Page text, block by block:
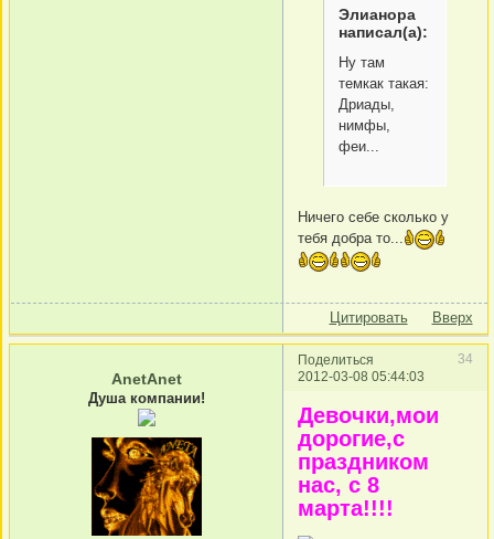
Элианора
написал(а):
Ну там
темкак такая:
Дриады,
нимфы,
феи...
Ничего себе сколько у
тебя добра то...
Цитировать Вверх
Поделиться
34
2012-03-08 05:44:03
AnetAnet
Душа компании!
Девочки,мои
дорогие,с
праздником
нас, с 8
марта!!!!